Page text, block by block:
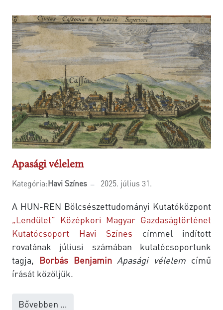
Apasági vélelem
Kategória:Havi Színes 2025. július 31.
A HUN-REN Bölcsészettudományi Kutatóközpont
„Lendület” Középkori Magyar Gazdaságtörténet
Kutatócsoport
Havi Színes címmel indított
rovatának júliusi számában kutatócsoportunk
tagja, Borbás Benjamin Apasági vélelem című
írását közöljük.
Bővebben …